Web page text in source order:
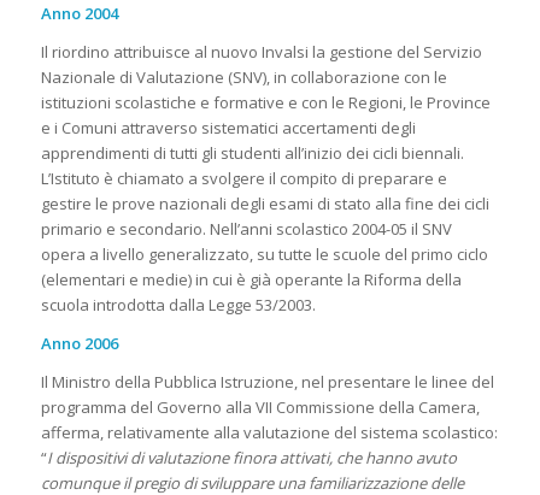
Anno 2004
Il riordino attribuisce al nuovo Invalsi la gestione del Servizio
Nazionale di Valutazione (SNV), in collaborazione con le
istituzioni scolastiche e formative e con le Regioni, le Province
e i Comuni attraverso sistematici accertamenti degli
apprendimenti di tutti gli studenti all’inizio dei cicli biennali.
L’Istituto è chiamato a svolgere il compito di preparare e
gestire le prove nazionali degli esami di stato alla fine dei cicli
primario e secondario. Nell’anni scolastico 2004-05 il SNV
opera a livello generalizzato, su tutte le scuole del primo ciclo
(elementari e medie) in cui è già operante la Riforma della
scuola introdotta dalla Legge 53/2003.
Anno 2006
Il Ministro della Pubblica Istruzione, nel presentare le linee del
programma del Governo alla VII Commissione della Camera,
afferma, relativamente alla valutazione del sistema scolastico:
“I dispositivi di valutazione finora attivati, che hanno avuto
comunque il pregio di sviluppare una familiarizzazione delle